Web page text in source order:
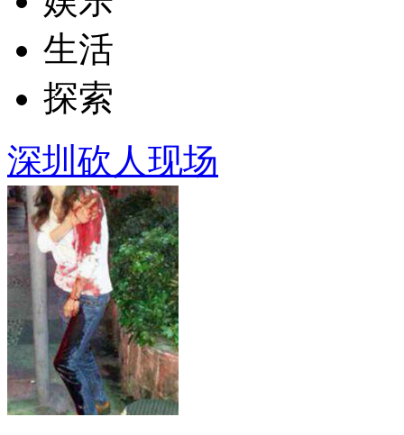
生活
探索
深圳砍人现场